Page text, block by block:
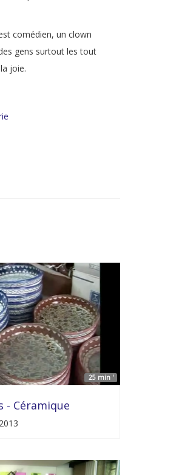
comédien, un clown
gens surtout les tout
joie.
25 min '
- Céramique